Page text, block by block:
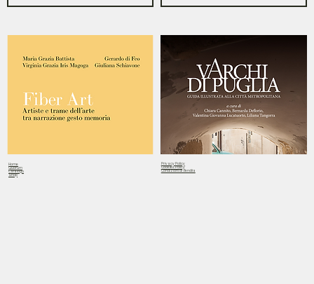
Home
Quorum
Catalogo
Shop
Privacy Policy
Cookies Policy
Condizioni di Vendita